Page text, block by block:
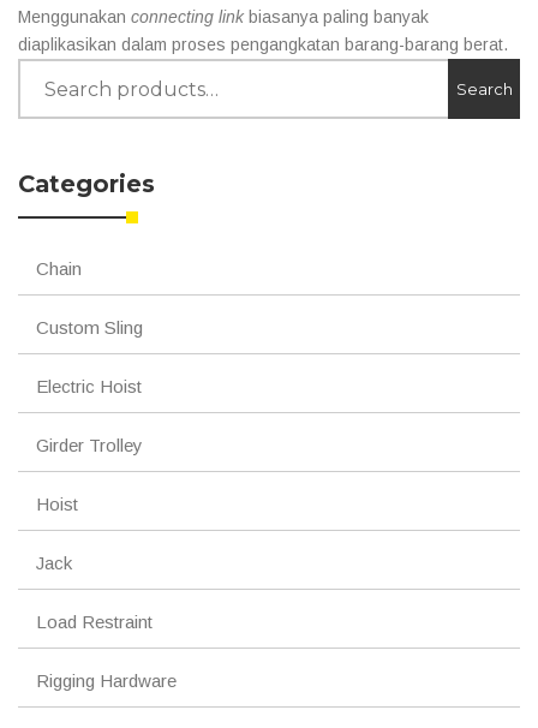
Menggunakan connecting link biasanya paling banyak
diaplikasikan dalam proses pengangkatan barang-barang berat.
for:
Search
Categories
Chain
Custom Sling
Electric Hoist
Girder Trolley
Hoist
Jack
Load Restraint
Rigging Hardware